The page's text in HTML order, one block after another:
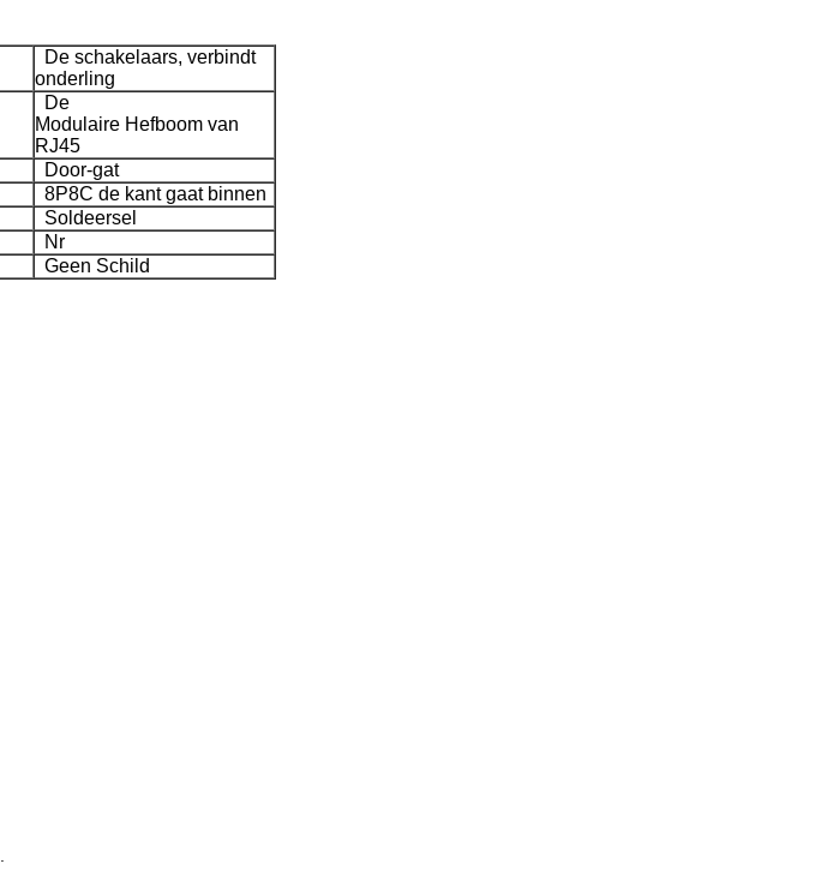
De schakelaars, verbindt
onderling
De
Modulaire Hefboom van
RJ45
Door-gat
8P8C de kant gaat binnen
Soldeersel
Nr
Geen Schild